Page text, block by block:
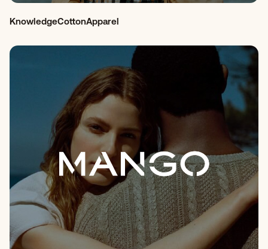
KnowledgeCottonApparel